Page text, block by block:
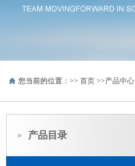
您当前的位置：>> 首页 >>产品中心
产品目录